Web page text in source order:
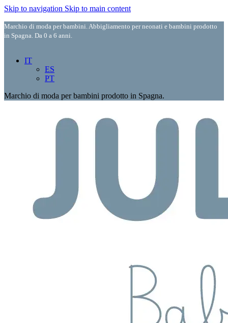
Skip to navigation Skip to main content
Marchio di moda per bambini. Abbigliamento per neonati e bambini prodotto
in Spagna. Da 0 a 6 anni.
IT
ES
PT
Marchio di moda per bambini prodotto in Spagna.